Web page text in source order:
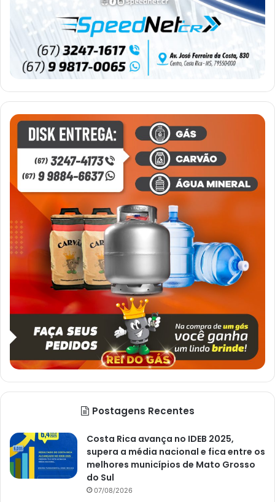
Postagens Recentes
Costa Rica avança no IDEB 2025,
supera a média nacional e fica entre os
melhores municípios de Mato Grosso
do Sul
07/08/2026